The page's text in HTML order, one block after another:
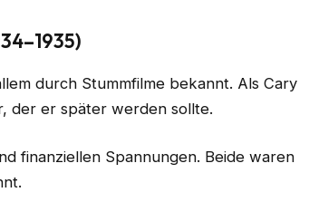
durch Stummfilme bekannt. Als Cary
der er später werden sollte.
finanziellen Spannungen. Beide waren